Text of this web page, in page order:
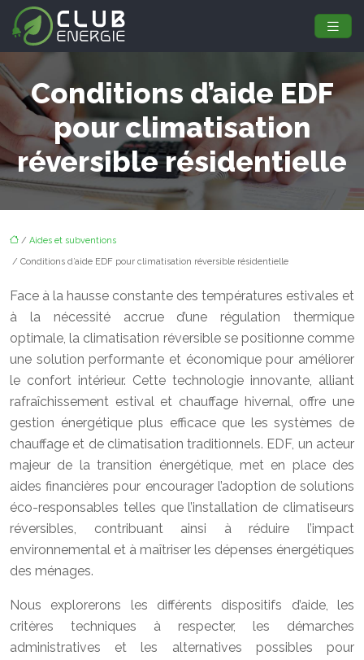
Conditions d’aide EDF
pour climatisation
réversible résidentielle
/ Aides et subventions
/ Conditions d’aide EDF pour climatisation réversible résidentielle
Face à la hausse constante des températures estivales et
à la nécessité accrue d’une régulation thermique
optimale, la climatisation réversible se positionne comme
une solution performante et économique pour améliorer
le confort intérieur. Cette technologie innovante, alliant
rafraîchissement estival et chauffage hivernal, offre une
gestion énergétique plus efficace que les systèmes de
chauffage et de climatisation traditionnels. EDF, un acteur
majeur de la transition énergétique, met en place des
aides financières pour encourager l’adoption de solutions
éco-responsables telles que l’installation de climatiseurs
réversibles, contribuant ainsi à réduire l’impact
environnemental et à maîtriser les dépenses énergétiques
des ménages.
Nous explorerons les différents dispositifs d’aide, les
critères techniques à respecter, les démarches
administratives et les alternatives possibles pour